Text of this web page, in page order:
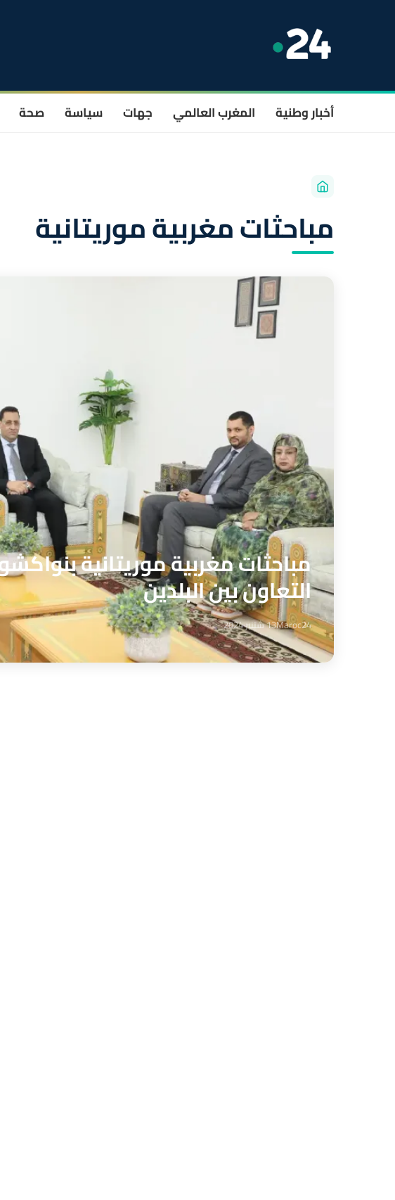
أخبار وطنية المغرب العالمي جهات سياسة صحة
مباحثات مغربية موريتانية
مباحثات مغربية موريتانية
التعاون بين البلدين
Maroc2413 شتنبر 2024